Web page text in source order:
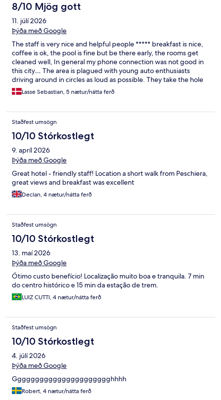
8/10 Mjög gott
11. júlí 2026
Þýða með Google
The staff is very nice and helpful people ***** breakfast is nice,
coffee is ok, the pool is fine but be there early, the rooms get
cleaned well, In general my phone connection was not good in
this city… The area is plagued with young auto enthusiasts
driving around in circles as loud as possible. They take the hole
experience down a bit.
Lasse Sebastian, 5 nætur/nátta ferð
Staðfest umsögn
10/10 Stórkostlegt
9. apríl 2026
Þýða með Google
Great hotel - friendly staff! Location a short walk from Peschiera,
great views and breakfast was excellent
Declan, 4 nætur/nátta ferð
Staðfest umsögn
10/10 Stórkostlegt
13. maí 2026
Þýða með Google
Ótimo custo benefício! Localização muito boa e tranquila. 7 min
do centro histórico e 15 min da estação de trem.
LUIZ CUTTI, 4 nætur/nátta ferð
Staðfest umsögn
10/10 Stórkostlegt
4. júlí 2026
Þýða með Google
Gggggggggggggggggggggghhhh
Robert, 4 nætur/nátta ferð